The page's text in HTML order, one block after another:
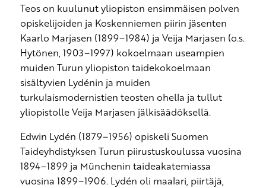
Teos on kuulunut yliopiston ensimmäisen polven
opiskelijoiden ja Koskenniemen piirin jäsenten
Kaarlo Marjasen (1899–1984) ja Veija Marjasen (o.s.
Hytönen, 1903–1997) kokoelmaan useampien
muiden Turun yliopiston taidekokoelmaan
sisältyvien Lydénin ja muiden
turkulaismodernistien teosten ohella ja tullut
yliopistolle Veija Marjasen jälkisäädöksellä.
Edwin Lydén (1879–1956) opiskeli Suomen
Taideyhdistyksen Turun piirustuskoulussa vuosina
1894–1899 ja Münchenin taideakatemiassa
vuosina 1899–1906. Lydén oli maalari, piirtäjä,